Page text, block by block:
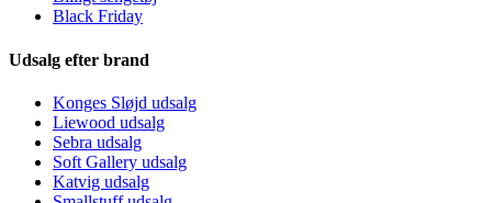
Black Friday
Udsalg efter brand
Konges Sløjd udsalg
Liewood udsalg
Sebra udsalg
Soft Gallery udsalg
Katvig udsalg